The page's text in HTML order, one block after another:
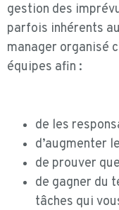
gestion des
parfois inhérents
manager organisé
équipes afin :
de les
d’augmenter
de prouver
de gagner du
tâches qui